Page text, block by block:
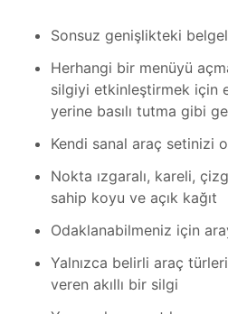
Sonsuz genişlikteki
Herhangi bir menüyü
silgiyi etkinleştirmek için
yerine basılı tutma gibi
Kendi sanal araç setinizi
Nokta ızgaralı, kareli,
sahip koyu ve açık kağıt
Odaklanabilmeniz için
Yalnızca belirli araç
veren akıllı bir silgi